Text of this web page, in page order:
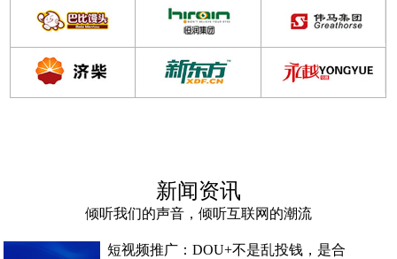
新闻资讯
倾听我们的声音，倾听互联网的潮流
短视频推广：DOU+不是乱投钱，是合